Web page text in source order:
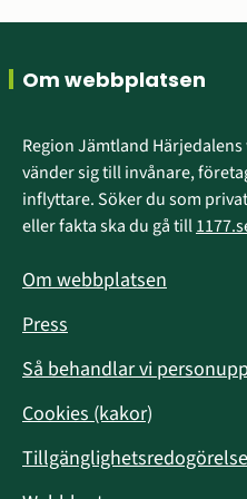
Sidfot
Om webbplatsen
Region Jämtland
vänder sig till invånare,
inflyttare. Söker du som
eller fakta ska du gå till
Om webbplatsen
Press
Så behandlar vi
Cookies (kakor)
Tillgänglighetsredogörelse